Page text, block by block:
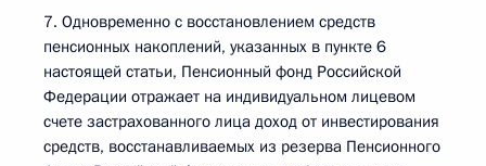
7. Одновременно с восстановлением средств
пенсионных накоплений, указанных в пункте 6
настоящей статьи, Пенсионный фонд Российской
Федерации отражает на индивидуальном лицевом
счете застрахованного лица доход от инвестирования
средств, восстанавливаемых из резерва Пенсионного